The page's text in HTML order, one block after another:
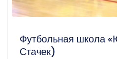
Футбольная школа
Стачек)